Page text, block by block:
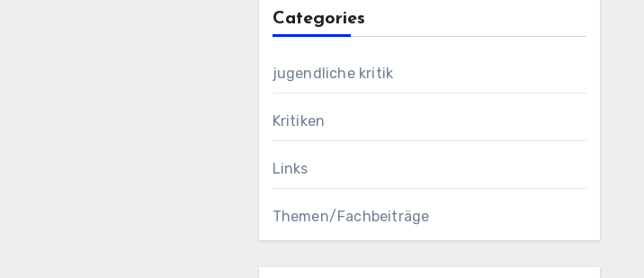
Categories
jugendliche kritik
Kritiken
Links
Themen/Fachbeiträge